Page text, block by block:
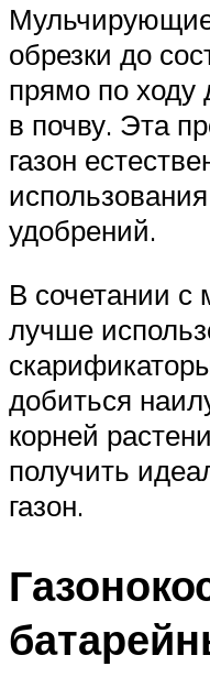
обрезки до
прямо по ходу
в почву. Эта
газон
удобрений.
В сочетании с
лучше
добиться
корней
получить
газон.